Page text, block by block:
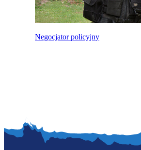
Negocjator policyjny